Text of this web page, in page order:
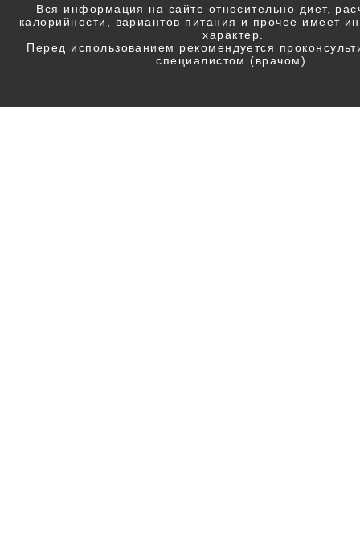
Вся информация на сайте относительно диет,
калорийности, вариантов питания и прочее имеет
характер.
Перед использованием рекомендуется
специалистом (врачом).